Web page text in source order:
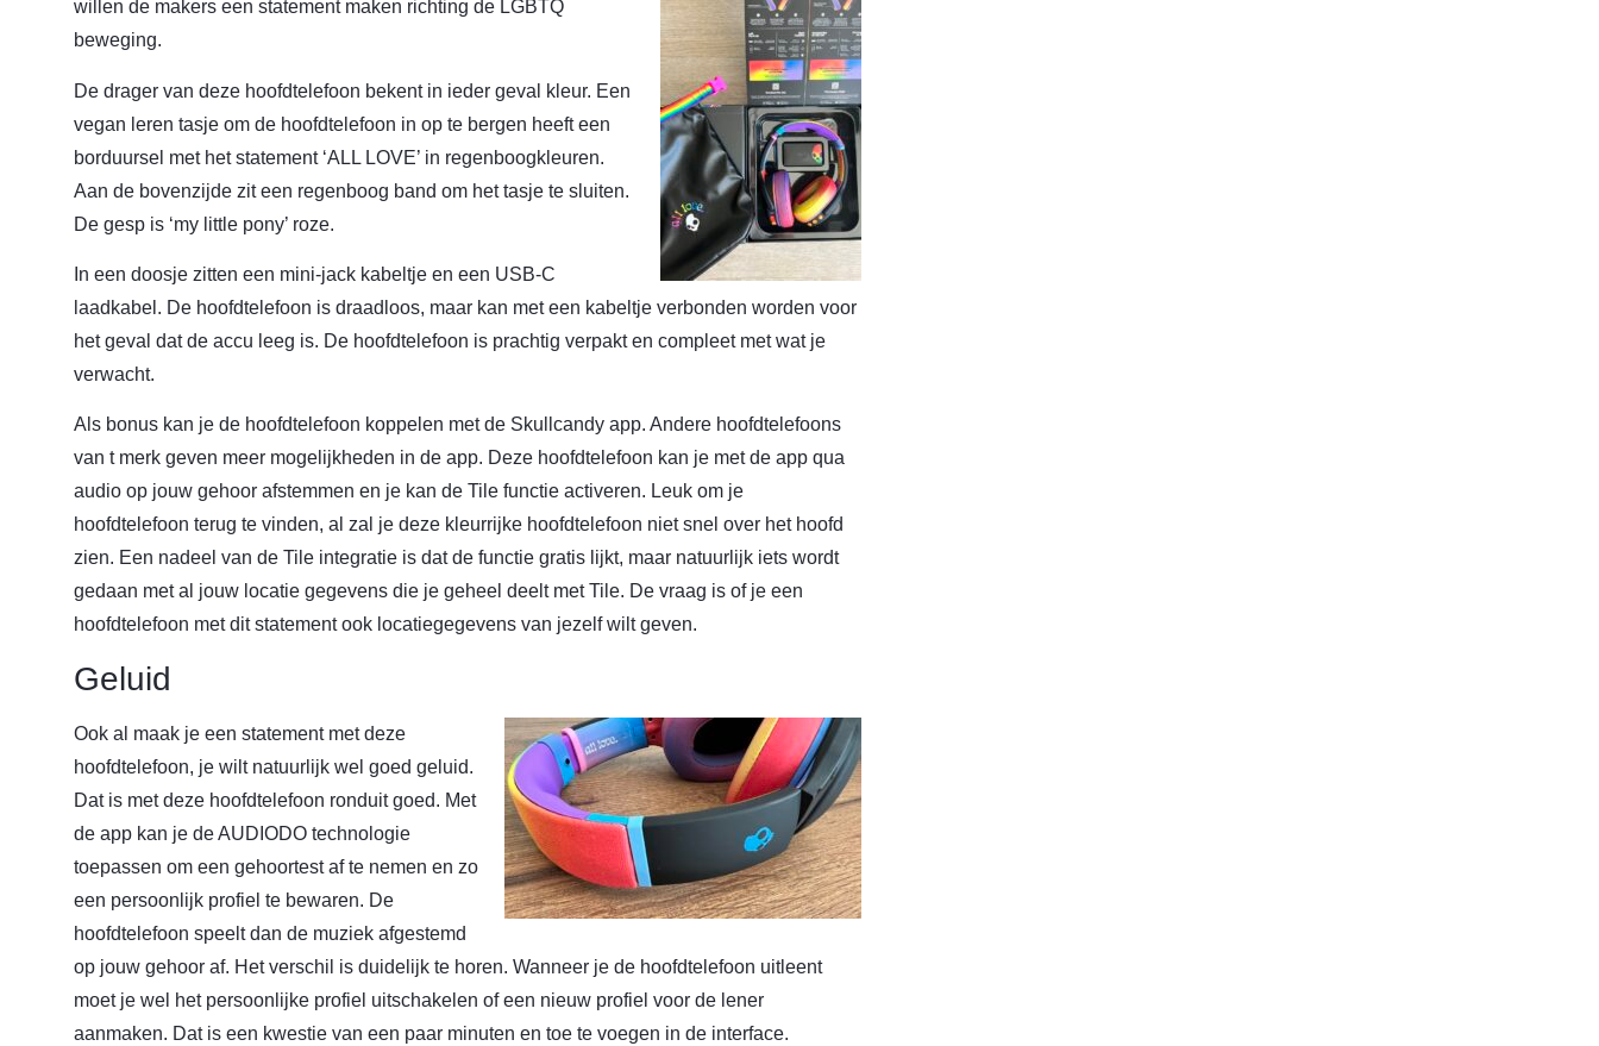
willen de makers een statement maken richting de LGBTQ
beweging.
De drager van deze hoofdtelefoon bekent in ieder geval kleur. Een
vegan leren tasje om de hoofdtelefoon in op te bergen heeft een
borduursel met het statement ‘ALL LOVE’ in regenboogkleuren.
Aan de bovenzijde zit een regenboog band om het tasje te sluiten.
De gesp is ‘my little pony’ roze.
In een doosje zitten een mini-jack kabeltje en een USB-C
laadkabel. De hoofdtelefoon is draadloos, maar kan met een kabeltje verbonden worden voor
het geval dat de accu leeg is. De hoofdtelefoon is prachtig verpakt en compleet met wat je
verwacht.
Als bonus kan je de hoofdtelefoon koppelen met de Skullcandy app. Andere hoofdtelefoons
van t merk geven meer mogelijkheden in de app. Deze hoofdtelefoon kan je met de app qua
audio op jouw gehoor afstemmen en je kan de Tile functie activeren. Leuk om je
hoofdtelefoon terug te vinden, al zal je deze kleurrijke hoofdtelefoon niet snel over het hoofd
zien. Een nadeel van de Tile integratie is dat de functie gratis lijkt, maar natuurlijk iets wordt
gedaan met al jouw locatie gegevens die je geheel deelt met Tile. De vraag is of je een
hoofdtelefoon met dit statement ook locatiegegevens van jezelf wilt geven.
Geluid
Ook al maak je een statement met deze
hoofdtelefoon, je wilt natuurlijk wel goed geluid.
Dat is met deze hoofdtelefoon ronduit goed. Met
de app kan je de AUDIODO technologie
toepassen om een gehoortest af te nemen en zo
een persoonlijk profiel te bewaren. De
hoofdtelefoon speelt dan de muziek afgestemd
op jouw gehoor af. Het verschil is duidelijk te horen. Wanneer je de hoofdtelefoon uitleent
moet je wel het persoonlijke profiel uitschakelen of een nieuw profiel voor de lener
aanmaken. Dat is een kwestie van een paar minuten en toe te voegen in de interface.